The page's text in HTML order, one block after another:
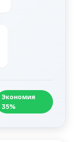
Экономия
35%